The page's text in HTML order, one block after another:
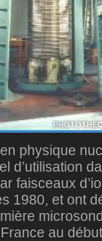
physique
d’utilisation
faisceaux
1980, et ont
au